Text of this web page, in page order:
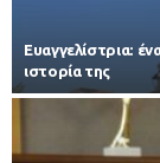
Ευαγγελίστρια:
ιστορία της